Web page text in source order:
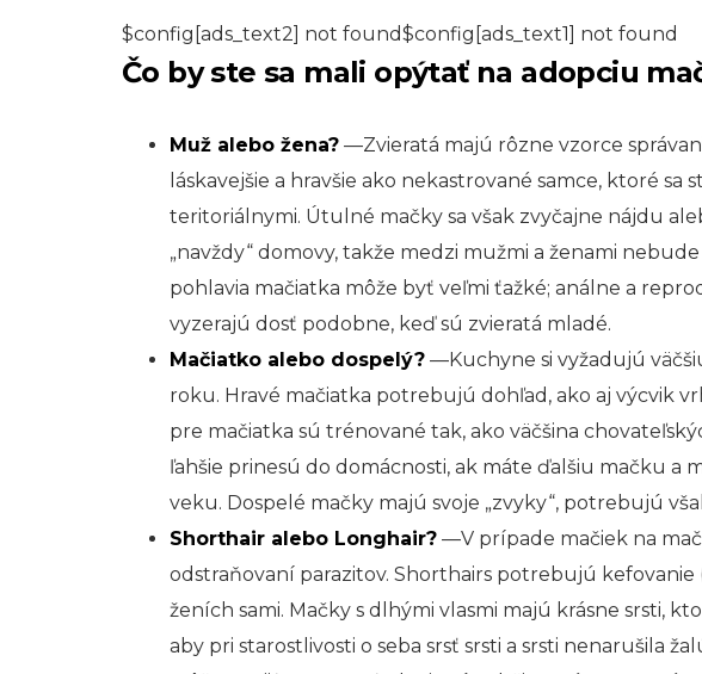
$config[ads_text2] not found$config[ads_text1] not found
Čo by ste sa mali opýtať na adopciu
Muž alebo žena? —Zvieratá majú rôzne vzorce
láskavejšie a hravšie ako nekastrované samce, ktoré sa
teritoriálnymi. Útulné mačky sa však zvyčajne nájdu
„navždy“ domovy, takže medzi mužmi a ženami
pohlavia mačiatka môže byť veľmi ťažké; análne a
vyzerajú dosť podobne, keď sú zvieratá mladé.
Mačiatko alebo dospelý? —Kuchyne si vyžadujú
roku. Hravé mačiatka potrebujú dohľad, ako aj výcvik
pre mačiatka sú trénované tak, ako väčšina
ľahšie prinesú do domácnosti, ak máte ďalšiu mačku a
veku. Dospelé mačky majú svoje „zvyky“, potrebujú
Shorthair alebo Longhair? —V prípade mačiek na
odstraňovaní parazitov. Shorthairs potrebujú kefovanie
ženích sami. Mačky s dlhými vlasmi majú krásne srsti,
aby pri starostlivosti o seba srsť srsti a srsti nenarušila